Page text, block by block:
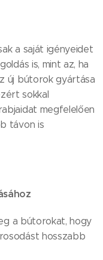
a saját igényeidet
is, mint az, ha
új bútorok gyártása
sokkal
megfelelően
távon is
a bútorokat, hogy
hosszabb